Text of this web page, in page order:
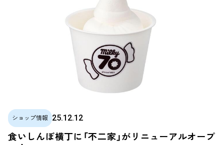
ショップ情報 25.12.12
食いしんぼ横丁に「不二家」がリニューアルオープ